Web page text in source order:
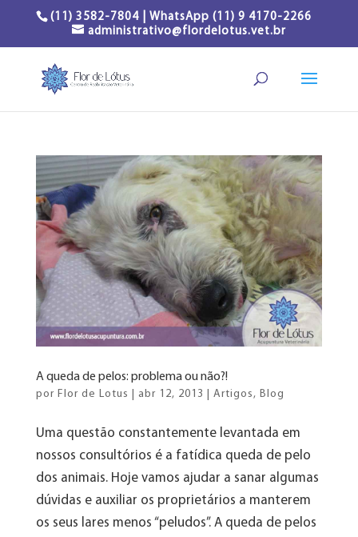
(11) 3582-7804 | WhatsApp (11) 9 4170-2266
administrativo@flordelotus.vet.br
A queda de pelos: problema ou não?!
por Flor de Lotus abr 12, 2013 Artigos, Blog
Uma questão constantemente levantada em
nossos consultórios é a fatídica queda de pelo
dos animais. Hoje vamos ajudar a sanar algumas
dúvidas e auxiliar os proprietários a manterem
os seus lares menos “peludos”. A queda de pelos